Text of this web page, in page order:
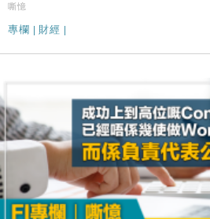
嘶憶
專欄 | 財經 |